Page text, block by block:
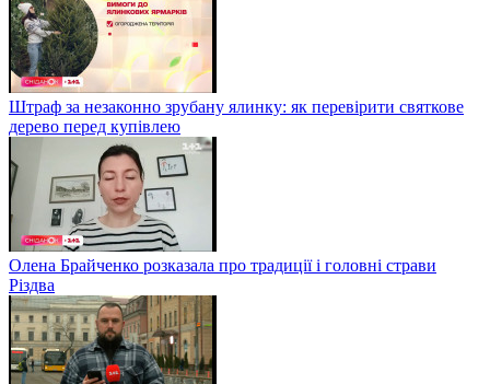
Штраф за незаконно зрубану ялинку: як перевірити святкове
дерево перед купівлею
Олена Брайченко розказала про традиції і головні страви
Різдва